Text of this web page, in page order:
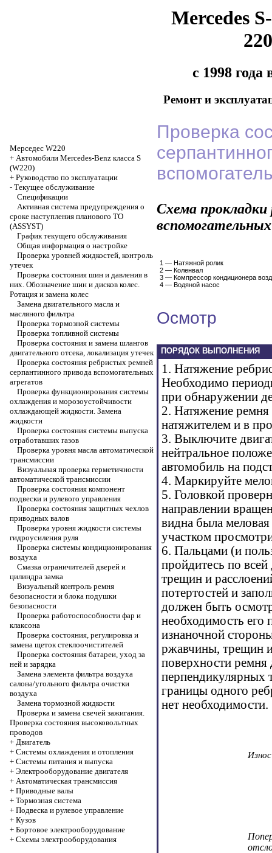
Mercedes
220
с 1998 года
Ремонт и
Мерседес W220
+ Автомобили Mercedes-Benz класса S
(W220)
+ Руководство по эксплуатации
- Текущее обслуживание
Спецификации
Активная система предупреждения о
сроке наступления планового ТО
(ASSYST)
График текущего обслуживания
Общая информация о настройке
Проверка уровней жидкостей, контроль
утечек
Проверка состояния шин и давления в
них. Обозначение шин и дисков колес.
Ротация и замена колес
Замена двигательного масла и
масляного фильтра
Проверка тормозной системы
Проверка топливной системы
Проверка состояния и замена шлангов
двигательного отсека, локализация утечек
Проверка состояния ребристых ремней
серпантинного привода вспомогательных
агрегатов
Проверка функционирования системы
охлаждения и морозоустойчивости
охлаждающей жидкости. Замена
жидкости
Проверка состояния системы выпуска
отработавших газов
Проверка уровня масла автоматической
трансмиссии
Визуальная проверка герметичности
автоматической трансмиссии
Проверка состояния компонент
подвески и рулевого управления
Проверка состояния защитных чехлов
приводных валов
Проверка уровня жидкости системы
гидроусиления руля
Проверка системы кондиционирования
воздуха
Смазка ограничителей дверей и
цилиндра замка
Визуальный контроль ремня
безопасности и блока подушки
безопасности
Проверка работоспособности фар и
клаксона
Проверка состояния, регулировка и
замена щеток стеклоочистителей
Проверка состояния батареи, уход за
ней и зарядка
Замена элемента фильтра воздуха
салона/угольного фильтра очистки
воздуха
Замена тормозной жидкости
Проверка и замена свечей зажигания.
Проверка состояния высоковольтных
проводов
+ Двигатель
+ Системы охлаждения и отопления
+ Системы питания и выпуска
+ Электрооборудование двигателя
+ Автоматическая трансмиссия
+ Приводные валы
+ Тормозная система
+ Подвеска и рулевое управление
+ Кузов
+ Бортовое электрооборудование
+ Cхемы электрооборудования
Проверка
Схема прокладки
1 — Натяжной ролик
2 — Коленвал
3 — Компрессор кондиционера
4 — Водяной насос
Осмотр
ПОРЯДОК ВЫПОЛНЕНИЯ
1. Натяжение
Необходимо
при обнаружении
2. Натяжение ремня
натяжителем и в
3. Выключите
нейтральное
автомобиль на
4. Маркируйте
5. Головкой
направлении
видна была
участком
6. Пальцами (и
пройдитесь по
трещин и
потертостей и
должен быть
необходимость его
изнаночной
ржавчины, трещин
поверхности ремня
перпендикулярных
границы одного
нет необходимости.